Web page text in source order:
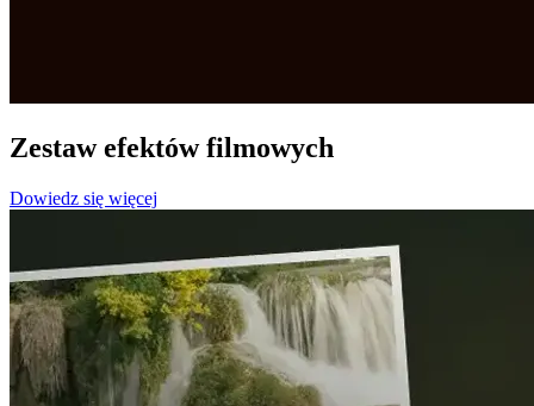
Zestaw efektów filmowych
Dowiedz się więcej